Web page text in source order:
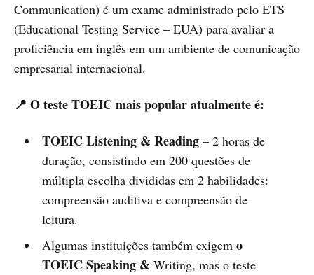
Communication) é um exame administrado pelo ETS
(Educational Testing Service – EUA) para avaliar a
proficiência em inglês em um ambiente de comunicação
empresarial internacional.
📍 O teste TOEIC mais popular atualmente é:
TOEIC Listening & Reading– 2 horas de
duração, consistindo em 200 questões de
múltipla escolha divididas em 2 habilidades:
compreensão auditiva e compreensão de
leitura.
Algumas instituições também exigem o
TOEIC Speaking & Writing, mas o teste